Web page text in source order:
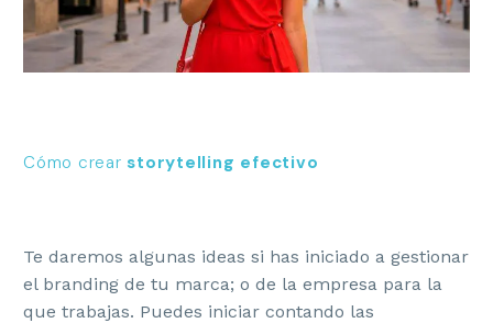
Cómo crear storytelling efectivo
Te daremos algunas ideas si has iniciado a gestionar
el branding de tu marca; o de la empresa para la
que trabajas. Puedes iniciar contando las